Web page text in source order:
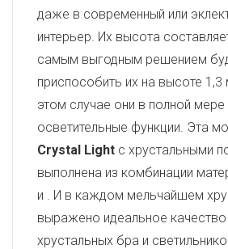
даже в современный или
интерьер. Их высота
самым выгодным решением
приспособить их на высоте 1,3
этом случае они в полной мере
осветительные функции. Эта
Crystal Light с хрустальными
выполнена из комбинации
и . И в каждом мельчайшем
выражено идеальное
хрустальных бра и